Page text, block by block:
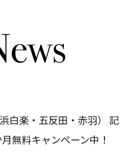
白楽・五反田・赤羽） 記
無料キャンペーン中！